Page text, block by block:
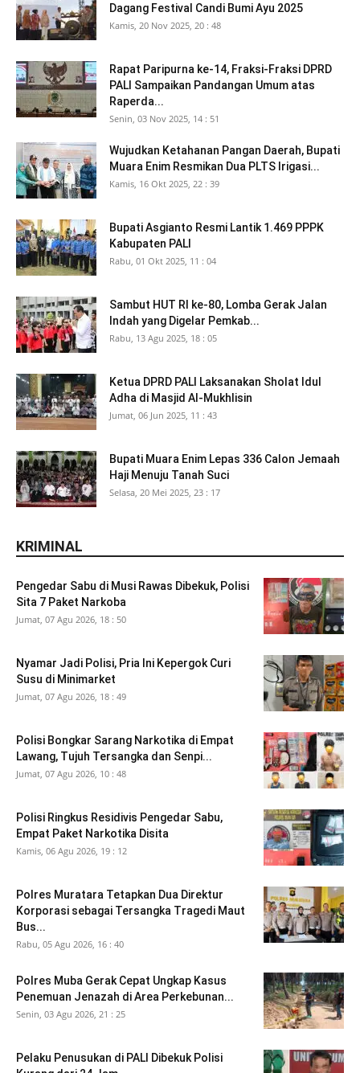
Dagang Festival Candi Bumi Ayu 2025
Kamis, 20 Nov 2025, 20 : 48
Rapat Paripurna ke-14, Fraksi-Fraksi DPRD
PALI Sampaikan Pandangan Umum atas
Raperda...
Senin, 03 Nov 2025, 14 : 51
Wujudkan Ketahanan Pangan Daerah, Bupati
Muara Enim Resmikan Dua PLTS Irigasi...
Kamis, 16 Okt 2025, 22 : 39
Bupati Asgianto Resmi Lantik 1.469 PPPK
Kabupaten PALI
Rabu, 01 Okt 2025, 11 : 04
Sambut HUT RI ke-80, Lomba Gerak Jalan
Indah yang Digelar Pemkab...
Rabu, 13 Agu 2025, 18 : 05
Ketua DPRD PALI Laksanakan Sholat Idul
Adha di Masjid Al-Mukhlisin
Jumat, 06 Jun 2025, 11 : 43
Bupati Muara Enim Lepas 336 Calon Jemaah
Haji Menuju Tanah Suci
Selasa, 20 Mei 2025, 23 : 17
KRIMINAL
Pengedar Sabu di Musi Rawas Dibekuk, Polisi
Sita 7 Paket Narkoba
Jumat, 07 Agu 2026, 18 : 50
Nyamar Jadi Polisi, Pria Ini Kepergok Curi
Susu di Minimarket
Jumat, 07 Agu 2026, 18 : 49
Polisi Bongkar Sarang Narkotika di Empat
Lawang, Tujuh Tersangka dan Senpi...
Jumat, 07 Agu 2026, 10 : 48
Polisi Ringkus Residivis Pengedar Sabu,
Empat Paket Narkotika Disita
Kamis, 06 Agu 2026, 19 : 12
Polres Muratara Tetapkan Dua Direktur
Korporasi sebagai Tersangka Tragedi Maut
Bus...
Rabu, 05 Agu 2026, 16 : 40
Polres Muba Gerak Cepat Ungkap Kasus
Penemuan Jenazah di Area Perkebunan...
Senin, 03 Agu 2026, 21 : 25
Pelaku Penusukan di PALI Dibekuk Polisi